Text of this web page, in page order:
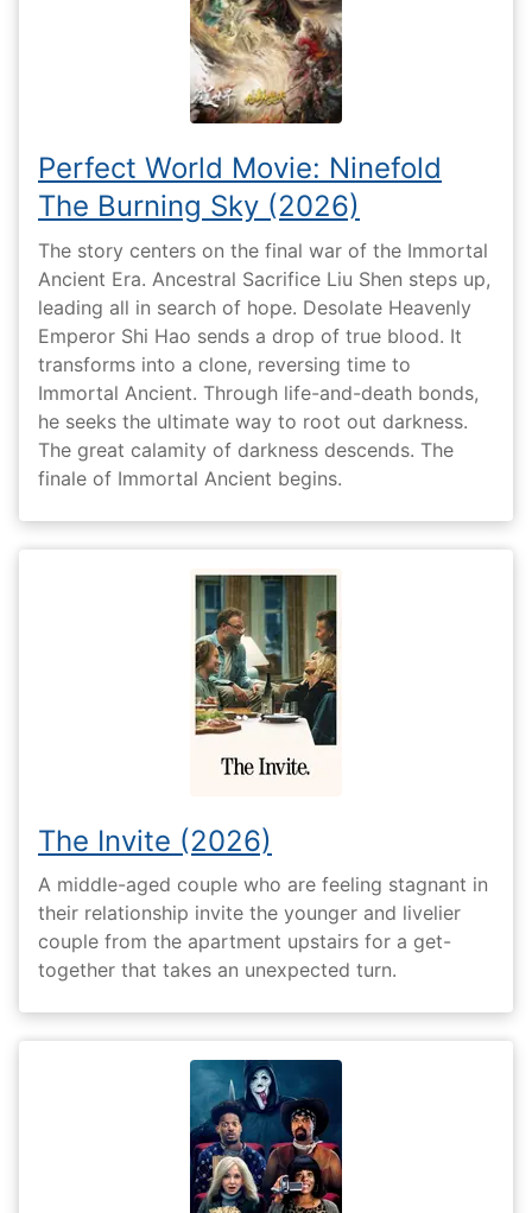
Perfect World Movie: Ninefold
The Burning Sky (2026)
The story centers on the final war of the Immortal
Ancient Era. Ancestral Sacrifice Liu Shen steps up,
leading all in search of hope. Desolate Heavenly
Emperor Shi Hao sends a drop of true blood. It
transforms into a clone, reversing time to
Immortal Ancient. Through life-and-death bonds,
he seeks the ultimate way to root out darkness.
The great calamity of darkness descends. The
finale of Immortal Ancient begins.
The Invite (2026)
A middle-aged couple who are feeling stagnant in
their relationship invite the younger and livelier
couple from the apartment upstairs for a get-
together that takes an unexpected turn.